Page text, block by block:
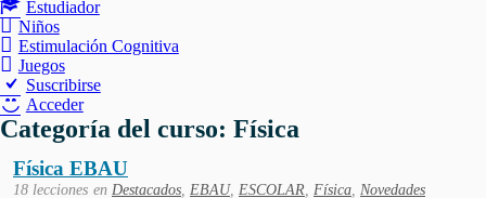
Estudiador
Niños
Estimulación Cognitiva
Juegos
Suscribirse
Acceder
Categoría del curso: Física
Física EBAU
18 lecciones en Destacados EBAU, ESCOLAR Física Novedades